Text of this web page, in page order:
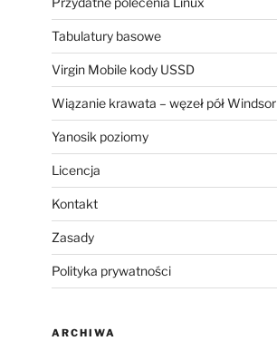
Tabulatury basowe
Virgin Mobile kody USSD
Wiązanie krawata – węzeł pół Windsor
Yanosik poziomy
Licencja
Kontakt
Zasady
Polityka prywatności
ARCHIWA